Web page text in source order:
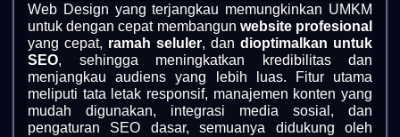
Web Design yang terjangkau memungkinkan UMKM
untuk dengan cepat membangun website profesional
yang cepat, ramah seluler, dan dioptimalkan untuk
SEO, sehingga meningkatkan kredibilitas dan
menjangkau audiens yang lebih luas. Fitur utama
meliputi tata letak responsif, manajemen konten yang
mudah digunakan, integrasi media sosial, dan
pengaturan SEO dasar, semuanya didukung oleh